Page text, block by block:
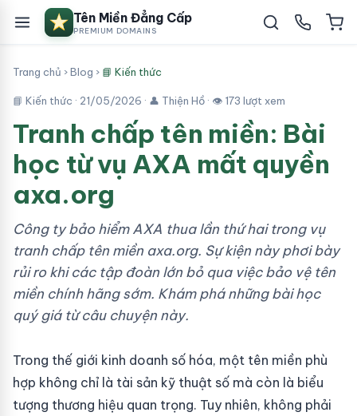
Tên Miền Đẳng Cấp
PREMIUM DOMAINS
Trang chủ ›Blog › 📘 Kiến thức
📘 Kiến thức · 21/05/2026 · 👤 Thiện Hồ · 👁 173 lượt xem
Tranh chấp tên miền: Bài
học từ vụ AXA mất quyền
axa.org
Công ty bảo hiểm AXA thua lần thứ hai trong vụ
tranh chấp tên miền axa.org. Sự kiện này phơi bày
rủi ro khi các tập đoàn lớn bỏ qua việc bảo vệ tên
miền chính hãng sớm. Khám phá những bài học
quý giá từ câu chuyện này.
Trong thế giới kinh doanh số hóa, một tên miền phù
hợp không chỉ là tài sản kỹ thuật số mà còn là biểu
tượng thương hiệu quan trọng. Tuy nhiên, không phải